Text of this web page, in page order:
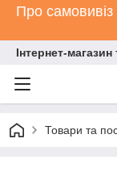
Про
Інтернет-
Товари та